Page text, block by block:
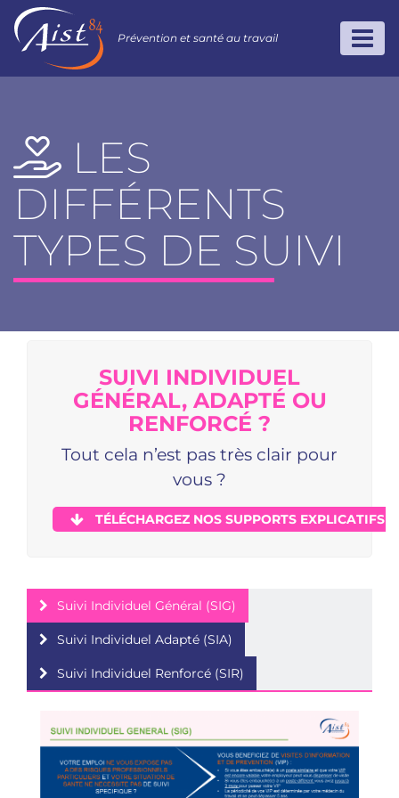
Prévention et santé au travail
LES
DIFFÉRENTS
TYPES DE SUIVI
SUIVI INDIVIDUEL
GÉNÉRAL, ADAPTÉ OU
RENFORCÉ ?
Tout cela n’est pas très clair pour
vous ?
TÉLÉCHARGEZ NOS SUPPORTS EXPLICATIFS !
Suivi Individuel Général (SIG)
Suivi Individuel Adapté (SIA)
Suivi Individuel Renforcé (SIR)